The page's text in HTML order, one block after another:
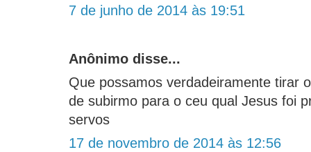
7 de junho de 2014 às 19:51
Anônimo disse...
Que possamos verdadeiramente tirar
de subirmo para o ceu qual Jesus foi
servos
17 de novembro de 2014 às 12:56